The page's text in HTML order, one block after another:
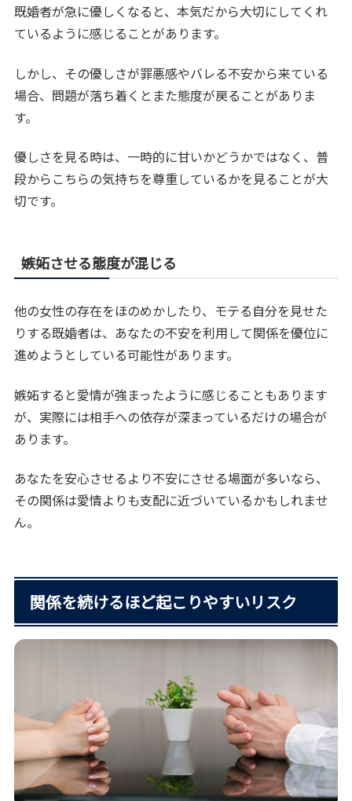
既婚者が急に優しくなると、本気だから大切にしてくれ
ているように感じることがあります。
しかし、その優しさが罪悪感やバレる不安から来ている
場合、問題が落ち着くとまた態度が戻ることがありま
す。
優しさを見る時は、一時的に甘いかどうかではなく、普
段からこちらの気持ちを尊重しているかを見ることが大
切です。
嫉妬させる態度が混じる
他の女性の存在をほのめかしたり、モテる自分を見せた
りする既婚者は、あなたの不安を利用して関係を優位に
進めようとしている可能性があります。
嫉妬すると愛情が強まったように感じることもあります
が、実際には相手への依存が深まっているだけの場合が
あります。
あなたを安心させるより不安にさせる場面が多いなら、
その関係は愛情よりも支配に近づいているかもしれませ
ん。
関係を続けるほど起こりやすいリスク